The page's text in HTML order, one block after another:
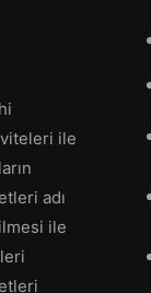
ile
adı
ile